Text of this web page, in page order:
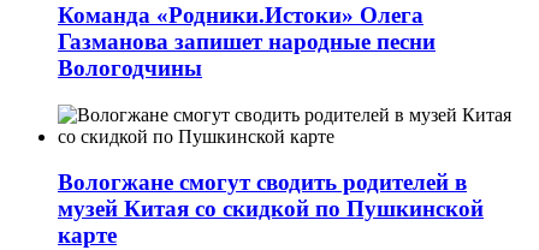
Команда «Родники.Истоки» Олега
Газманова запишет народные песни
Вологодчины
Вологжане смогут сводить родителей в
музей Китая со скидкой по Пушкинской
карте